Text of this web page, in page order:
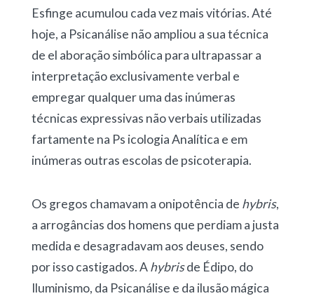
Esfinge acumulou cada vez mais vitórias. Até
hoje, a Psicanálise não ampliou a sua técnica
de el aboração simbólica para ultrapassar a
interpretação exclusivamente verbal e
empregar qualquer uma das inúmeras
técnicas expressivas não verbais utilizadas
fartamente na Ps icologia Analítica e em
inúmeras outras escolas de psicoterapia.
Os gregos chamavam a onipotência de hybris,
a arrogâncias dos homens que perdiam a justa
medida e desagradavam aos deuses, sendo
por isso castigados. Ahybrisde Édipo, do
Iluminismo, da Psicanálise e da ilusão mágica